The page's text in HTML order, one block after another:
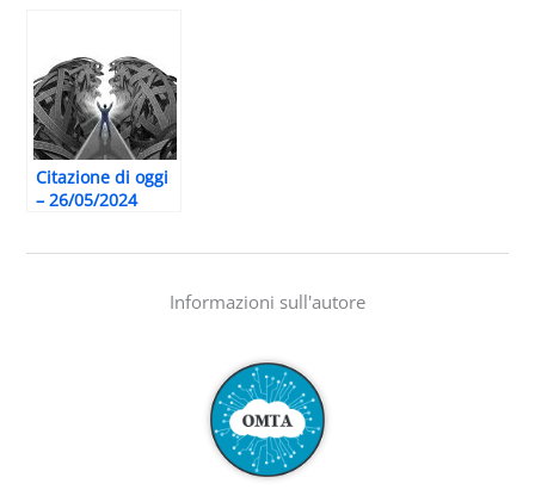
Citazione di oggi
– 26/05/2024
Informazioni sull'autore